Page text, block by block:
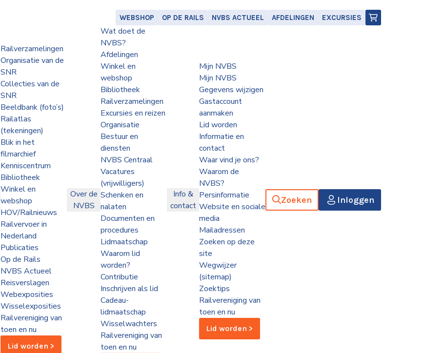
WEBSHOP OP DE RAILS NVBS ACTUEEL AFDELINGEN EXCURSIES
Railverzamelingen
Organisatie van de
SNR
Collecties van de
SNR
Beeldbank (foto’s)
Railatlas
(tekeningen)
Blik in het
filmarchief
Kenniscentrum
Bibliotheek
Winkel en
webshop
HOV/Railnieuws
Railvervoer in
Nederland
Publicaties
Op de Rails
NVBS Actueel
Reisverslagen
Webexposities
Wisselexposities
Railvereniging van
toen en nu
Lid worden >
Over de
NVBS
Wat doet de
NVBS?
Afdelingen
Winkel en
webshop
Bibliotheek
Railverzamelingen
Excursies en reizen
Organisatie
Bestuur en
diensten
NVBS Centraal
Vacatures
(vrijwilligers)
Schenken en
nalaten
Documenten en
procedures
Lidmaatschap
Waarom lid
worden?
Contributie
Inschrijven als lid
Cadeau-
lidmaatschap
Wisselwachters
Railvereniging van
toen en nu
Info &
contact
Mijn NVBS
Mijn NVBS
Gegevens wijzigen
Gastaccount
aanmaken
Lid worden
Informatie en
contact
Waar vind je ons?
Waarom de
NVBS?
Persinformatie
Website en sociale
media
Mailadressen
Zoeken op deze
site
Wegwijzer
(sitemap)
Zoektips
Railvereniging van
toen en nu
Lid worden >
Zoeken Inloggen